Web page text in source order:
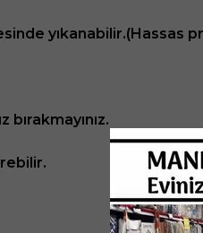
yıkanabilir.(Hassas
bırakmayınız.